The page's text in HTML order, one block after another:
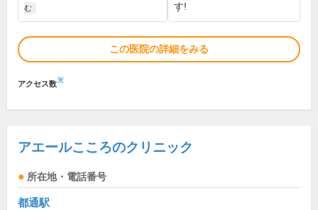
む
す!
この医院の詳細をみる
アクセス数※
アエールこころのクリニック
所在地・電話番号
都通駅